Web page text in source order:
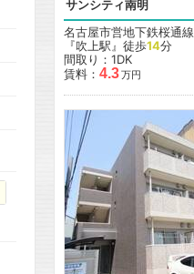
サンシティ南明
名古屋市営地下鉄桜通線
『吹上駅』徒歩14分
間取り：1DK
賃料： 4.3万円